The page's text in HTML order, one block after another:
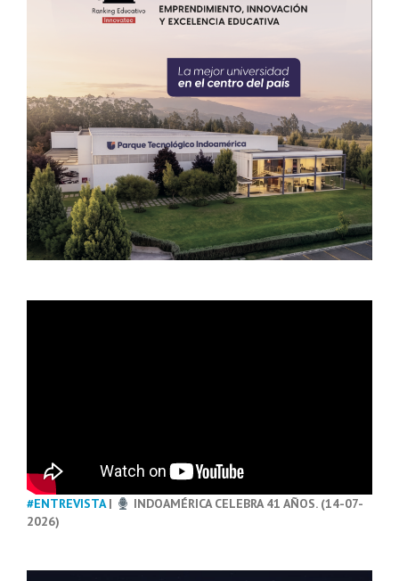
#ENTREVISTA|
INDOAMÉRICA CELEBRA 41 AÑOS. (14-07-
2026)